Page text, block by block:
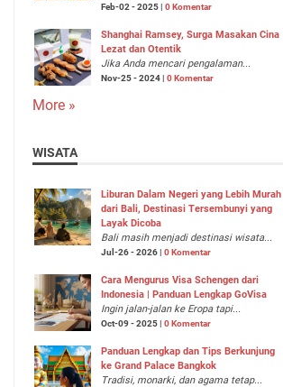
Feb-02 - 2025 | 0 Komentar
Shanghai Ramsey, Surga Masakan Cina
Lezat dan Otentik
Jika Anda mencari pengalaman...
Nov-25 - 2024 | 0 Komentar
More »
WISATA
Liburan Dalam Negeri yang Lebih Murah
dari Bali, Destinasi Tersembunyi yang
Layak Dicoba
Bali masih menjadi destinasi wisata...
Jul-26 - 2026 | 0 Komentar
Cara Mengurus Visa Schengen dari
Indonesia | Panduan Lengkap GoVisa
Ingin jalan-jalan ke Eropa tapi...
Oct-09 - 2025 | 0 Komentar
Panduan Lengkap dan Tips Berkunjung
ke Grand Palace Bangkok
Tradisi, monarki, dan agama tetap...